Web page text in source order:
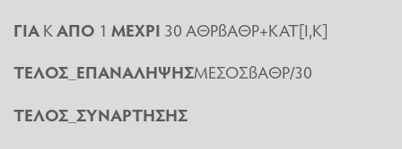
ΓΙΑΚΑΠΟ 1 ΜΕΧΡΙ 30 ΑΘΡßΑΘΡ+ΚΑΤ[Ι,Κ]
ΤΕΛΟΣ_ΕΠΑΝΑΛΗΨΗΣΜΕΣΟΣßΑΘΡ/30
ΤΕΛΟΣ_ΣΥΝΑΡΤΗΣΗΣ